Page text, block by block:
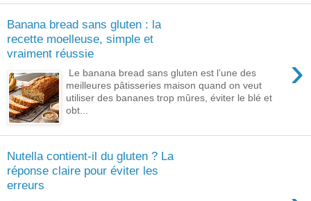
Banana bread sans gluten : la
recette moelleuse, simple et
vraiment réussie
›
Le banana bread sans gluten est l’une des
meilleures pâtisseries maison quand on veut
utiliser des bananes trop mûres, éviter le blé et
obt...
Nutella contient-il du gluten ? La
réponse claire pour éviter les
erreurs